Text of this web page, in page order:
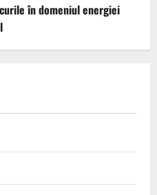
în domeniul energiei